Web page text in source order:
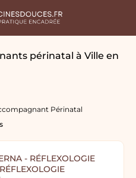
périnatal à Ville en
Périnatal
- RÉFLEXOLOGIE